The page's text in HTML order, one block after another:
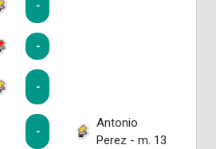
-
-
-
-
Antonio
Perez - m. 13